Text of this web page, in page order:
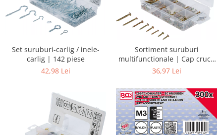
Set suruburi-carlig / inele-
carlig | 142 piese
42,98 Lei
Sortiment suruburi
multifunctionale | Cap cruce
PZ2 | 120 piase
36,97 Lei